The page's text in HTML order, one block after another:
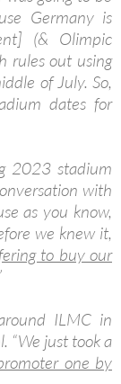
Germany is
(& Olimpic
rules out using
of July. So,
dates for
2023 stadium
with
as you know,
we knew it,
to buy our
ILMC in
just took a
one by